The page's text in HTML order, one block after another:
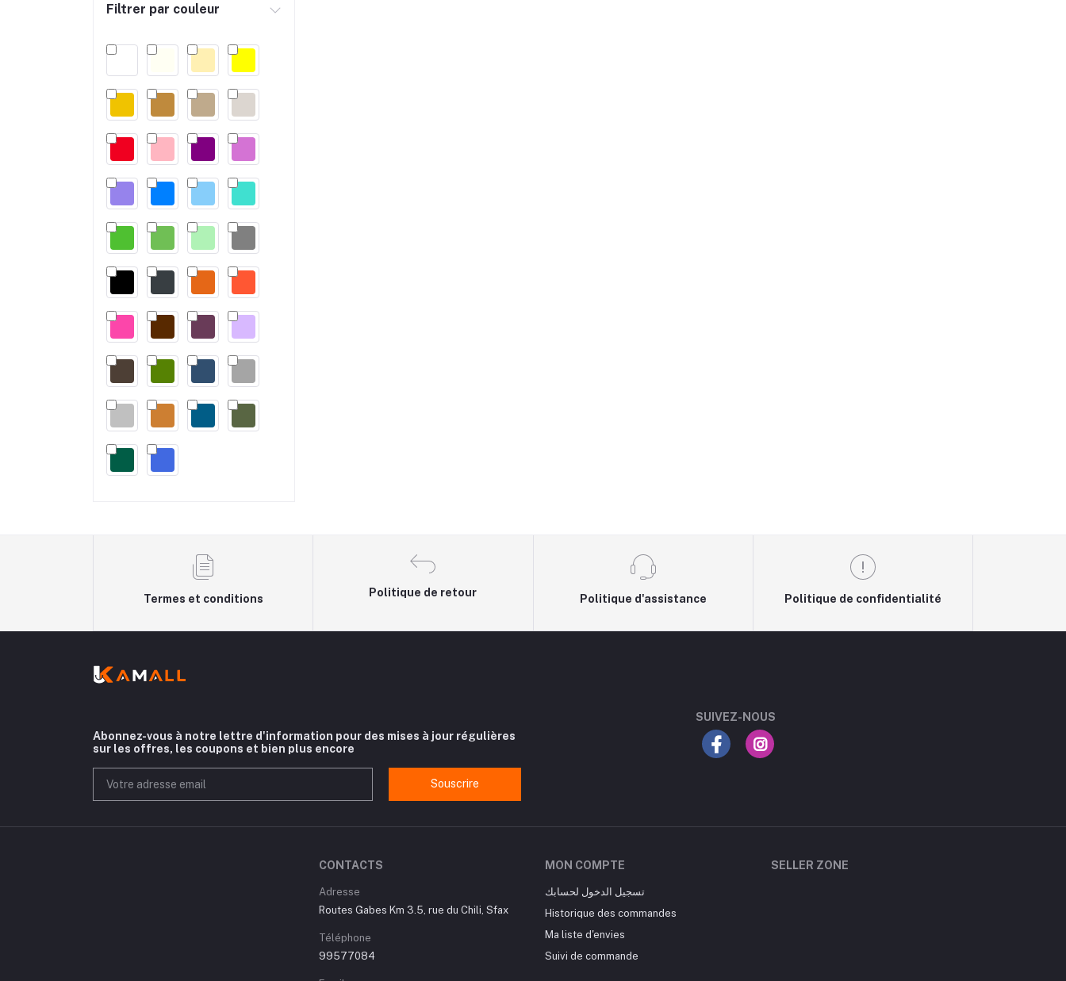
Filtrer par couleur
Termes et conditions
Politique de retour
Politique d'assistance Politique de confidentialité
Abonnez-vous à notre lettre d'information pour des mises à jour régulières
sur les offres, les coupons et bien plus encore
Souscrire
SUIVEZ-NOUS
CONTACTS
Adresse
Routes Gabes Km 3.5, rue du Chili, Sfax
Téléphone
99577084
MON COMPTE
تسجيل الدخول لحسابك
Historique des commandes
Ma liste d'envies
Suivi de commande
SELLER ZONE